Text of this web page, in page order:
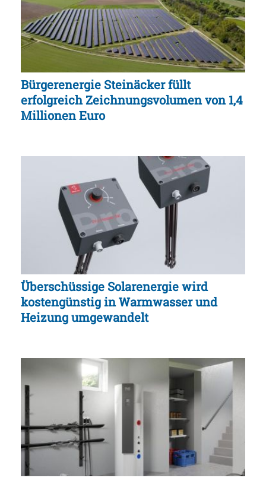
Bürgerenergie Steinäcker füllt
erfolgreich Zeichnungsvolumen von 1,4
Millionen Euro
Überschüssige Solarenergie wird
kostengünstig in Warmwasser und
Heizung umgewandelt